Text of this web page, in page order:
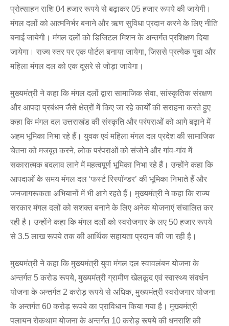
प्रोत्साहन राशि 04 हजार रूपये से बढ़ाकर 05 हजार रूपये की जायेगी।
मंगल दलों को आत्मनिर्भर बनाने और ऋण सुविधा प्रदान करने के लिए नीति
बनाई जायेगी। मंगल दलों को डिजिटल मिशन के अन्तर्गत प्रशिक्षण दिया
जायेगा। राज्य स्तर पर एक पोर्टल बनाया जायेगा, जिससे प्रत्येक युवा और
महिला मंगल दल को एक दूसरे से जोड़ा जायेगा।
मुख्यमंत्री ने कहा कि मंगल दलों द्वारा सामाजिक सेवा, सांस्कृतिक संरक्षण
और आपदा प्रबंधन जैसे क्षेत्रों में किए जा रहे कार्यों की सराहना करते हुए
कहा कि मंगल दल उत्तराखंड की संस्कृति और परंपराओं को आगे बढ़ाने में
अहम भूमिका निभा रहे हैं। युवक एवं महिला मंगल दल प्रदेश की सामाजिक
चेतना को मजबूत करने, लोक परंपराओं को संजोने और गांव-गांव में
सकारात्मक बदलाव लाने में महत्वपूर्ण भूमिका निभा रहे हैं। उन्होंने कहा कि
आपदाओं के समय मंगल दल ‘फर्स्ट रिस्पॉन्डर’ की भूमिका निभाते हैं और
जनजागरूकता अभियानों में भी आगे रहते हैं। मुख्यमंत्री ने कहा कि राज्य
सरकार मंगल दलों को सशक्त बनाने के लिए अनेक योजनाएं संचालित कर
रही है। उन्होंने कहा कि मंगल दलों को स्वरोजगार के लए 50 हजार रूपये
से 3.5 लाख रूपये तक की आर्थिक सहायता प्रदान की जा रही है।
मुख्यमंत्री ने कहा कि मुख्यमंत्री युवा मंगल दल स्वावलंबन योजना के
अन्तर्गत 5 करोड रूपये, मुख्यमंत्री ग्रामीण खेलकूद एवं स्वास्थ्य संवर्धन
योजना के अन्तर्गत 2 करोड़ रूपये से अधिक, मुख्यमंत्री स्वरोजगार योजना
के अन्तर्गत 60 करोड़ रूपये का प्राविधान किया गया है। मुख्यमंत्री
पलायन रोकथाम योजना के अन्तर्गत 10 करोड़ रूपये की धनराशि की